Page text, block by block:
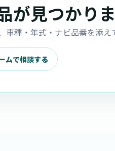
が見つかり
車種・年式・ナビ品番を添え
ムで相談する